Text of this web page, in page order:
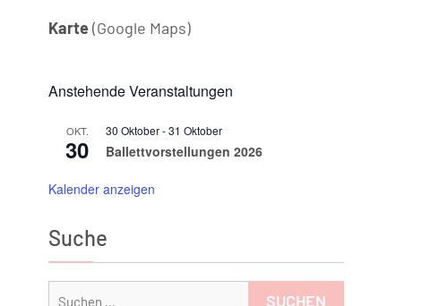
Karte(Google Maps)
Anstehende Veranstaltungen
OKT.
30
30 Oktober-31 Oktober
Ballettvorstellungen 2026
Kalender anzeigen
Suche